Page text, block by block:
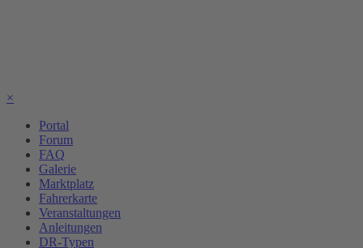
×
Portal
Forum
FAQ
Galerie
Marktplatz
Fahrerkarte
Veranstaltungen
Anleitungen
DR-Typen